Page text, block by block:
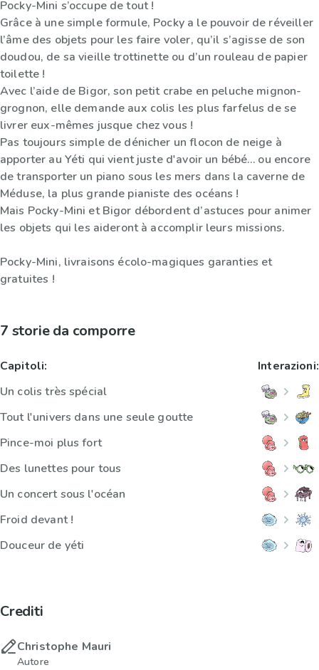
Pocky-Mini s’occupe de tout !
Grâce à une simple formule, Pocky a le pouvoir de réveiller
l’âme des objets pour les faire voler, qu’il s’agisse de son
doudou, de sa vieille trottinette ou d’un rouleau de papier
toilette !
Avec l’aide de Bigor, son petit crabe en peluche mignon-
grognon, elle demande aux colis les plus farfelus de se
livrer eux-mêmes jusque chez vous !
Pas toujours simple de dénicher un flocon de neige à
apporter au Yéti qui vient juste d'avoir un bébé… ou encore
de transporter un piano sous les mers dans la caverne de
Méduse, la plus grande pianiste des océans !
Mais Pocky-Mini et Bigor débordent d’astuces pour animer
les objets qui les aideront à accomplir leurs missions.
Pocky-Mini, livraisons écolo-magiques garanties et
gratuites !
7 storie da comporre
Capitoli:
Un colis très spécial
Tout l'univers dans une seule goutte
Pince-moi plus fort
Des lunettes pour tous
Un concert sous l'océan
Froid devant !
Douceur de yéti
Interazioni:
Crediti
Christophe Mauri
Autore